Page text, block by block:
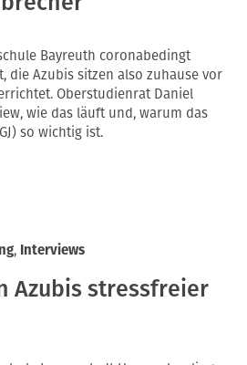
Bayreuth coronabedingt
die Azubis sitzen also zuhause vor
Oberstudienrat Daniel
wie das läuft und, warum das
so wichtig ist.
, Interviews
Azubis stressfreier